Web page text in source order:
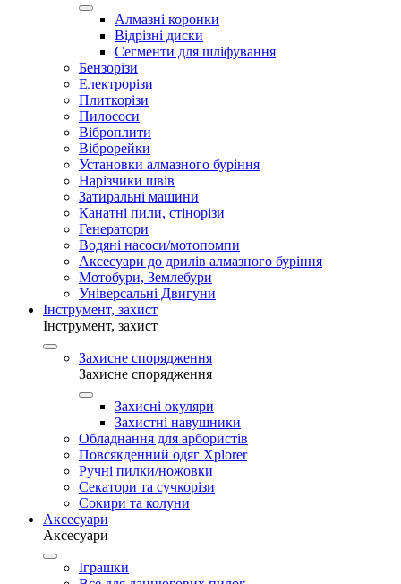
Алмазні коронки
Відрізні диски
Сегменти для шліфування
Бензорізи
Електрорізи
Плиткорізи
Пилососи
Віброплити
Віброрейки
Установки алмазного буріння
Нарізчики швів
Затиральні машини
Канатні пили, стінорізи
Генератори
Водяні насоси/мотопомпи
Аксесуари до дрилів алмазного буріння
Мотобури, Землебури
Універсальні Двигуни
Інструмент, захист
Інструмент, захист
Захисне спорядження
Захисне спорядження
Захисні окуляри
Захистні навушники
Обладнання для арбористів
Повсякденний одяг Xplorer
Ручні пилки/ножовки
Секатори та сучкорізи
Сокири та колуни
Аксесуари
Аксесуари
Іграшки